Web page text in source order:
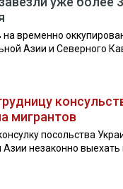
временно
Азии и Северного
мигрантов
посольства
незаконно